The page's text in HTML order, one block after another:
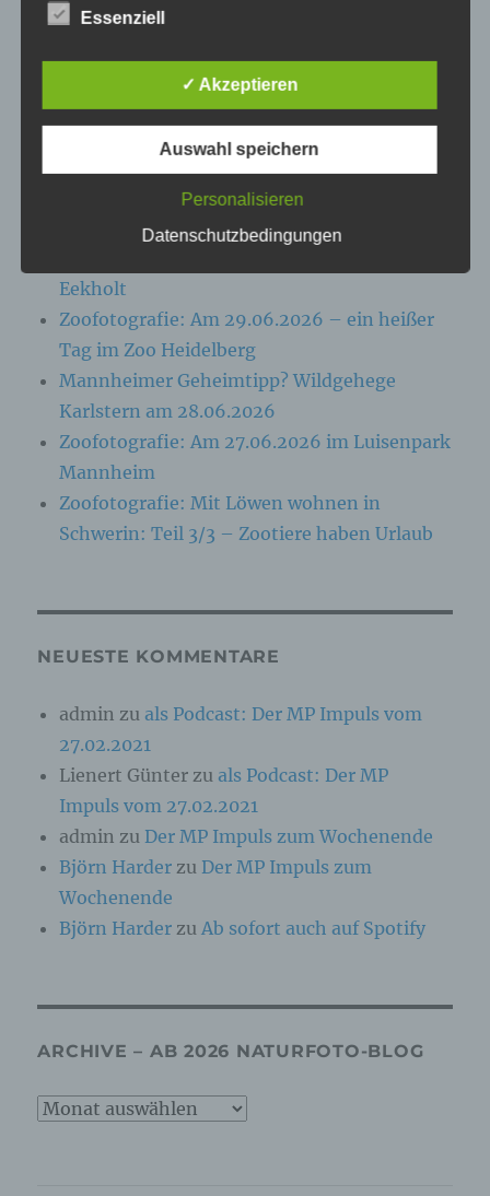
Impulse zur persönlichen Reflexion
Training und Coaching
NEUESTE BEITRÄGE
Eekholt
Zoofotografie: Am 29.06.2026 – ein heißer
Tag im Zoo Heidelberg
Mannheimer Geheimtipp? Wildgehege
Karlstern am 28.06.2026
Zoofotografie: Am 27.06.2026 im Luisenpark
Mannheim
Zoofotografie: Mit Löwen wohnen in
Schwerin: Teil 3/3 – Zootiere haben Urlaub
NEUESTE KOMMENTARE
admin zu als Podcast: Der MP Impuls vom
27.02.2021
Lienert Günter zu als Podcast: Der MP
Impuls vom 27.02.2021
admin zu Der MP Impuls zum Wochenende
Björn Harder zu Der MP Impuls zum
Wochenende
Björn Harder zu Ab sofort auch auf Spotify
ARCHIVE – AB 2026 NATURFOTO-BLOG
Archive
unter anderem die folgenden Begriffe:
a) personenbezogene Daten
Personenbezogene Daten sind alle
Informationen, die sich auf eine identifizierte
Folgenden „betroffene Person") beziehen. Als
angesehen, die direkt oder indirekt,
insbesondere mittels Zuordnung zu einer
Kennung wie einem Namen, zu einer
Kennnummer, zu Standortdaten, zu einer
Online-Kennung oder zu einem oder mehreren
besonderen Merkmalen, die Ausdruck der
physischen, physiologischen, genetischen,
psychischen, wirtschaftlichen, kulturellen oder
sozialen Identität dieser natürlichen Person
sind, identifiziert werden kann.
b) betroffene Person
personenbezogene Daten von dem für die
werden.
c) Verarbeitung
Verarbeitung ist jeder mit oder ohne Hilfe
oder jede solche Vorgangsreihe im
Zusammenhang mit personenbezogenen Daten
wie das Erheben, das Erfassen, die
Organisation, das Ordnen, die Speicherung, die
Anpassung oder Veränderung, das Auslesen,
das Abfragen, die Verwendung, die Offenlegung
durch Übermittlung, Verbreitung oder eine
d) Einschränkung der Verarbeitung
Einschränkung der Verarbeitung ist die
Markierung gespeicherter personenbezogener
Essenziell
✓ Akzeptieren
Auswahl speichern
Personalisieren
Datenschutzbedingungen